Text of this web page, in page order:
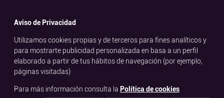
Aviso de Privacidad
Utilizamos cookies propias y de terceros para fines analíticos y
para mostrarte publicidad personalizada en basa a un perfil
elaborado a partir de tus hábitos de navegación (por ejemplo,
páginas visitadas)
Para más información consulta la Política de cookies
search
Las gitanas cantan y bailan a Lorca
Día del espectador